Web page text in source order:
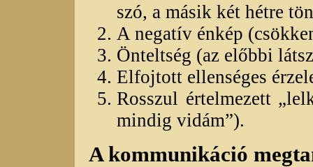
szó, a másik két hétre
A negatív énkép
Önteltség (az előbbi
Elfojtott ellenséges
Rosszul értelmezett
mindig vidám”).
A kommunikáció